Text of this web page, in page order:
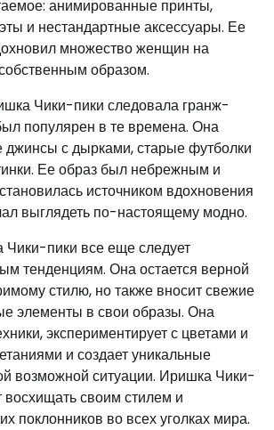
анимированные принты,
и нестандартные аксессуары. Ее
множество женщин на
образом.
Чики-пики следовала гранж-
популярен в те времена. Она
с дырками, старые футболки
Ее образ был небрежным и
источником вдохновения
выглядеть по-настоящему модно.
пики все еще следует
тенденциям. Она остается верной
стилю, но также вносит свежие
элементы в свои образы. Она
экспериментирует с цветами и
и создает уникальные
возможной ситуации. Иришка Чики-
восхищать своим стилем и
поклонников во всех уголках мира.